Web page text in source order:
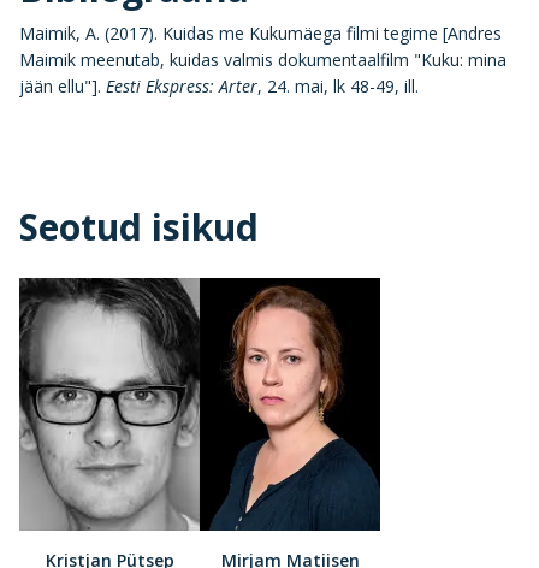
Maimik, A. (2017). Kuidas me Kukumäega filmi tegime [Andres
Maimik meenutab, kuidas valmis dokumentaalfilm "Kuku: mina
jään ellu"]. Eesti Ekspress: Arter, 24. mai, lk 48-49, ill.
Seotud isikud
Kristjan Pütsep Mirjam Matiisen